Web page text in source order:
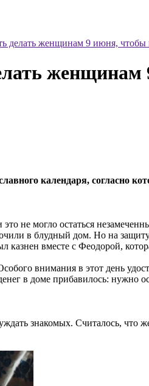
делать женщинам 9 июня, чтобы
женщинам
календаря, согласно
не могло остаться
в блудный дом. Но на
вместе с Феодорой,
внимания в этот день
в доме прибавилось: нужно
знакомых. Считалось, что